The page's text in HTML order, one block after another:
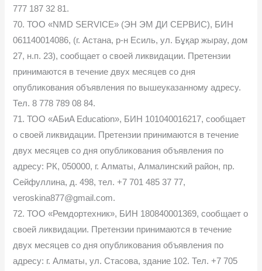
777 187 32 81.
70. ТОО «NMD SERVICE» (ЭН ЭМ ДИ СЕРВИС), БИН
061140014086, (г. Астана, р-н Есиль, ул. Бұқар жырау, дом
27, н.п. 23), сообщает о своей ликвидации. Претензии
принимаются в течение двух месяцев со дня
опубликования объявления по вышеуказанному адресу.
Тел. 8 778 789 08 84.
71. ТОО «АБиA Education», БИН 101040016217, сообщает
о своей ликвидации. Претензии принимаются в течение
двух месяцев со дня опубликования объявления по
адресу: РК, 050000, г. Алматы, Алмалинский район, пр.
Сейфуллина, д. 498, тел. +7 701 485 37 77,
veroskina877@gmail.com.
72. ТОО «Ремдортехник», БИН 180840001369, сообщает о
своей ликвидации. Претензии принимаются в течение
двух месяцев со дня опубликования объявления по
адресу: г. Алматы, ул. Стасова, здание 102. Тел. +7 705